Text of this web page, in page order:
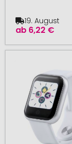
ab 6,22 €
19. August